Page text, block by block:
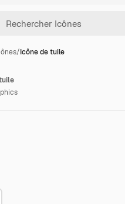
/Icône de tuile